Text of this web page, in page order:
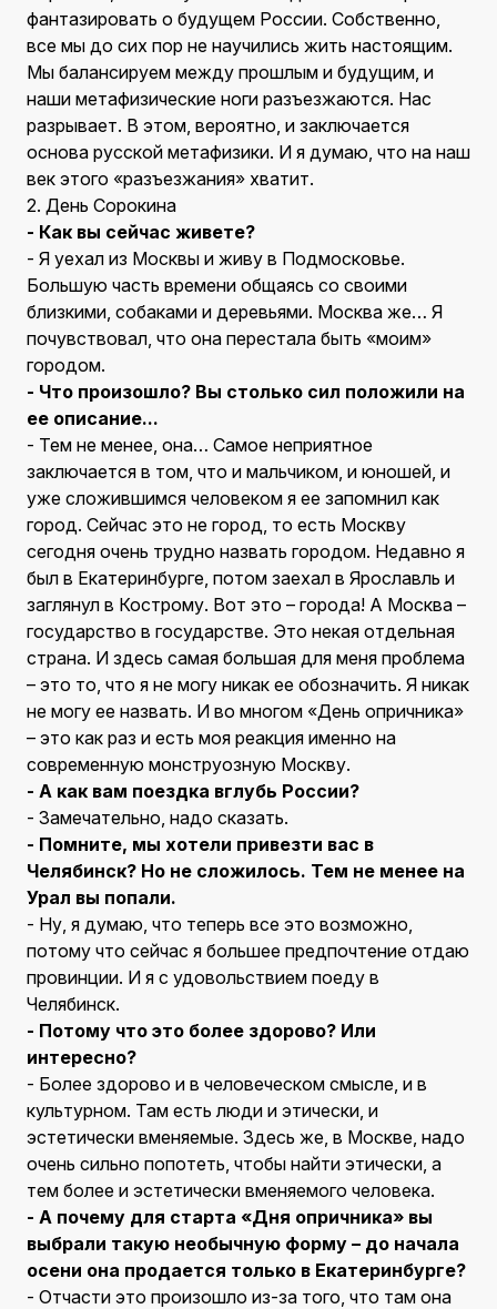
фантазировать о будущем России. Собственно,
все мы до сих пор не научились жить настоящим.
Мы балансируем между прошлым и будущим, и
наши метафизические ноги разъезжаются. Нас
разрывает. В этом, вероятно, и заключается
основа русской метафизики. И я думаю, что на наш
век этого «разъезжания» хватит.
2. День Сорокина
- Как вы сейчас живете?
- Я уехал из Москвы и живу в Подмосковье.
Большую часть времени общаясь со своими
близкими, собаками и деревьями. Москва же… Я
почувствовал, что она перестала быть «моим»
городом.
- Что произошло? Вы столько сил положили на
ее описание...
- Тем не менее, она… Самое неприятное
заключается в том, что и мальчиком, и юношей, и
уже сложившимся человеком я ее запомнил как
город. Сейчас это не город, то есть Москву
сегодня очень трудно назвать городом. Недавно я
был в Екатеринбурге, потом заехал в Ярославль и
заглянул в Кострому. Вот это – города! А Москва –
государство в государстве. Это некая отдельная
страна. И здесь самая большая для меня проблема
– это то, что я не могу никак ее обозначить. Я никак
не могу ее назвать. И во многом «День опричника»
– это как раз и есть моя реакция именно на
современную монструозную Москву.
- А как вам поездка вглубь России?
- Замечательно, надо сказать.
- Помните, мы хотели привезти вас в
Челябинск? Но не сложилось. Тем не менее на
Урал вы попали.
- Ну, я думаю, что теперь все это возможно,
потому что сейчас я большее предпочтение отдаю
провинции. И я с удовольствием поеду в
Челябинск.
- Потому что это более здорово? Или
интересно?
- Более здорово и в человеческом смысле, и в
культурном. Там есть люди и этически, и
эстетически вменяемые. Здесь же, в Москве, надо
очень сильно попотеть, чтобы найти этически, а
тем более и эстетически вменяемого человека.
- А почему для старта «Дня опричника» вы
выбрали такую необычную форму – до начала
осени она продается только в Екатеринбурге?
- Отчасти это произошло из-за того, что там она